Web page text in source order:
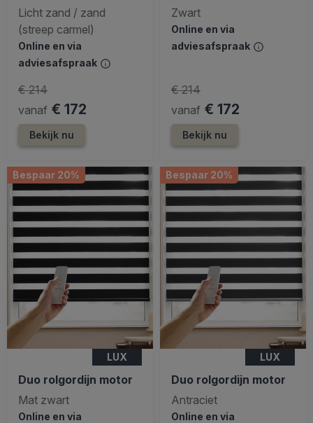
Licht zand / zand
(streep carmel)
Online en via
adviesafspraak
vanaf € 172
€ 214
Bekijk nu
Zwart
Online en via
adviesafspraak
vanaf € 172
€ 214
Bekijk nu
Bespaar 20%
LUX
Duo rolgordijn motor
Mat zwart
Online en via
Bespaar 20%
LUX
Duo rolgordijn motor
Antraciet
Online en via